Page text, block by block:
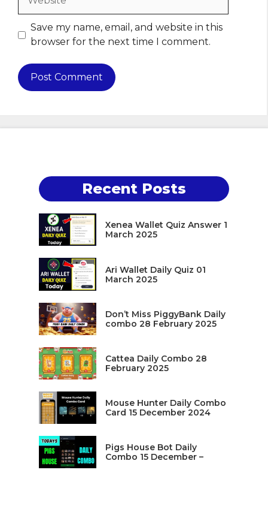
Save my name, email, and website in this
browser for the next time I comment.
Recent Posts
Xenea Wallet Quiz Answer 1
March 2025
Ari Wallet Daily Quiz 01
March 2025
Don’t Miss PiggyBank Daily
combo 28 February 2025
Cattea Daily Combo 28
February 2025
Mouse Hunter Daily Combo
Card 15 December 2024
Pigs House Bot Daily
Combo 15 December –